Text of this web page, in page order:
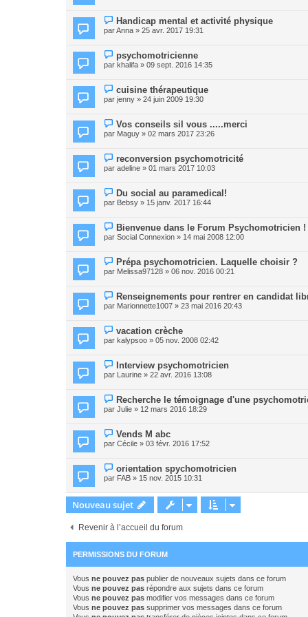
Handicap mental et activité physique
parAnna » 25 avr. 2017 19:31
psychomotricienne
par khalifa » 09 sept. 2016 14:35
cuisine thérapeutique
par jenny » 24 juin 2009 19:30
Vos conseils sil vous .....merci
par Maguy » 02 mars 2017 23:26
reconversion psychomotricité
par adeline » 01 mars 2017 10:03
Du social au paramedical!
par Bebsy » 15 janv. 2017 16:44
Bienvenue dans le Forum Psychomotricien !
par Social Connexion » 14 mai 2008 12:00
Prépa psychomotricien. Laquelle choisir ?
par Melissa97128 » 06 nov. 2016 00:21
Renseignements pour rentrer en candidat
par Marionnette1007 » 23 mai 2016 20:43
vacation crèche
par kalypsoo » 05 nov. 2008 02:42
Interview psychomotricien
par Laurine » 22 avr. 2016 13:08
Recherche le témoignage d'une
par Julie » 12 mars 2016 18:29
Vends M abc
par Cécile » 03 févr. 2016 17:52
orientation spychomotricien
par FAB » 15 nov. 2015 10:31
Nouveau sujet
Revenir à l’accueil du forum
PERMISSIONS DU FORUM
Vous ne pouvez pas publier de nouveaux sujets dans ce forum
Vous ne pouvez pas répondre aux sujets dans ce forum
Vous ne pouvez pas modifier vos messages dans ce forum
Vous ne pouvez pas supprimer vos messages dans ce forum